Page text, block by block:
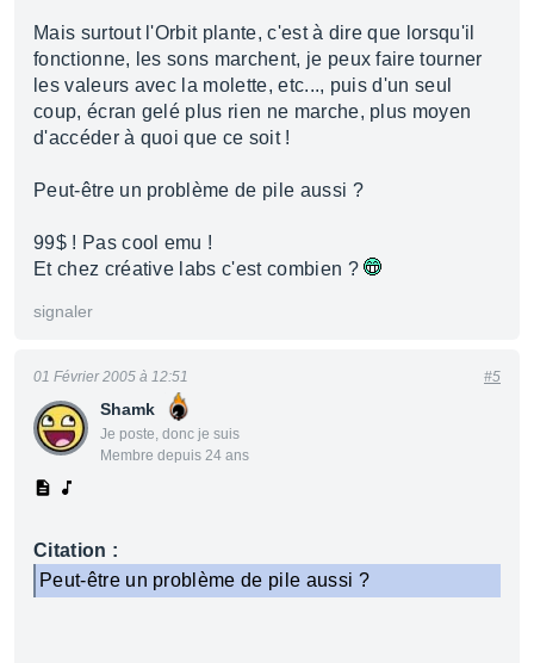
Mais surtout l'Orbit plante, c'est à dire que lorsqu'il
fonctionne, les sons marchent, je peux faire tourner
les valeurs avec la molette, etc..., puis d'un seul
coup, écran gelé plus rien ne marche, plus moyen
d'accéder à quoi que ce soit !
Peut-être un problème de pile aussi ?
99$ ! Pas cool emu !
Et chez créative labs c'est combien ?
signaler
Shamk
Je poste, donc je suis
Membre depuis 24 ans
01 Février 2005 à 12:51 #5
Citation :
Peut-être un problème de pile aussi ?